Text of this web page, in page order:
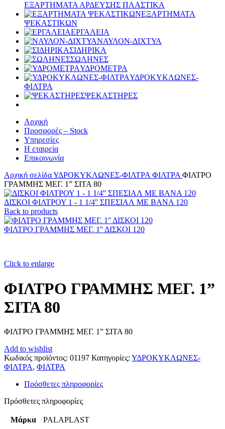
ΕΞΑΡΤΗΜΑΤΑ ΑΡΔΕΥΣΗΣ ΠΛΑΣΤΙΚΑ
ΕΞΑΡΤΗΜΑΤΑ
ΨΕΚΑΣΤΙΚΩΝ
ΕΡΓΑΛΕΙΑ
ΝΑΥΛΟΝ-ΔΙΧΤΥΑ
ΣΙΔΗΡΙΚΑ
ΣΩΛΗΝΕΣ
ΥΔΡΟΜΕΤΡΑ
ΥΔΡΟΚΥΚΛΩΝΕΣ-
ΦΙΛΤΡΑ
ΨΕΚΑΣΤΗΡΕΣ
Αρχική
Προσφορές – Stock
Υπηρεσίες
Η εταιρεία
Επικοινωνία
Αρχική σελίδαΥΔΡΟΚΥΚΛΩΝΕΣ-ΦΙΛΤΡΑ ΦΙΛΤΡΑ ΦΙΛΤΡΟ
ΓΡΑΜΜΗΣ ΜΕΓ. 1” ΣΙΤΑ 80
ΔΙΣΚΟΙ ΦΙΛΤΡΟΥ 1 - 1 1/4'' ΣΠΕΣΙΑΛ ΜΕ ΒΑΝΑ 120
Back to products
ΦΙΛΤΡΟ ΓΡΑΜΜΗΣ ΜΕΓ. 1'' ΔΙΣΚΟΙ 120
Click to enlarge
ΦΙΛΤΡΟ ΓΡΑΜΜΗΣ ΜΕΓ. 1”
ΣΙΤΑ 80
ΦΙΛΤΡΟ ΓΡΑΜΜΗΣ ΜΕΓ. 1” ΣΙΤΑ 80
Add to wishlist
Κωδικός προϊόντος: 01197 Κατηγορίες: ΥΔΡΟΚΥΚΛΩΝΕΣ-
ΦΙΛΤΡΑ, ΦΙΛΤΡΑ
Πρόσθετες πληροφορίες
Πρόσθετες πληροφορίες
Μάρκα PALAPLAST